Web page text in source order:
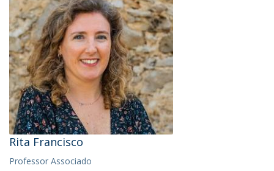
Rita Francisco
Professor Associado